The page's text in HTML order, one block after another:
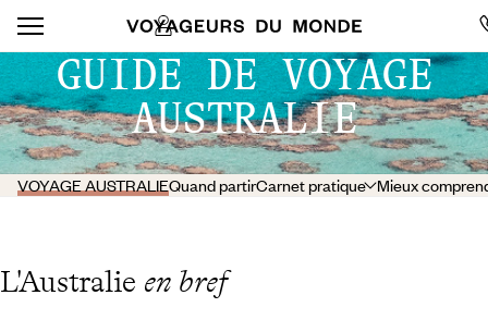
GUIDE DE VOYAGE
AUSTRALIE
VOYAGE AUSTRALIEQuand partirCarnet pratique Mieux
L'Australie en bref